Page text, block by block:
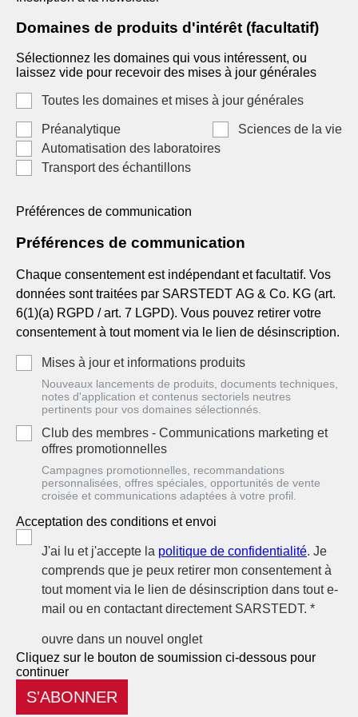
Domaines de produits d'intérêt (facultatif)
Sélectionnez les domaines qui vous intéressent, ou
laissez vide pour recevoir des mises à jour générales
Toutes les domaines et mises à jour générales
Préanalytique
Sciences de la vie
Automatisation des laboratoires
Transport des échantillons
Préférences de communication
Préférences de communication
Chaque consentement est indépendant et facultatif. Vos
données sont traitées par SARSTEDT AG & Co. KG (art.
6(1)(a) RGPD / art. 7 LGPD). Vous pouvez retirer votre
consentement à tout moment via le lien de désinscription.
Mises à jour et informations produits
Nouveaux lancements de produits, documents techniques,
notes d'application et contenus sectoriels neutres
pertinents pour vos domaines sélectionnés.
Club des membres - Communications marketing et
offres promotionnelles
Campagnes promotionnelles, recommandations
personnalisées, offres spéciales, opportunités de vente
croisée et communications adaptées à votre profil.
Acceptation des conditions et envoi
J'ai lu et j'accepte la politique de confidentialité. Je
comprends que je peux retirer mon consentement à
tout moment via le lien de désinscription dans tout e-
mail ou en contactant directement SARSTEDT. *
ouvre dans un nouvel onglet
Cliquez sur le bouton de soumission ci-dessous pour
continuer
S'ABONNER